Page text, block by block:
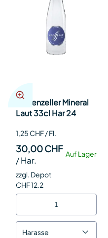
Appenzeller Mineral
Laut 33cl Har 24
1,25 CHF / Fl.
Auf Lager
30,00 CHF
/Har.
zzgl. Depot
CHF 12.2
Harasse